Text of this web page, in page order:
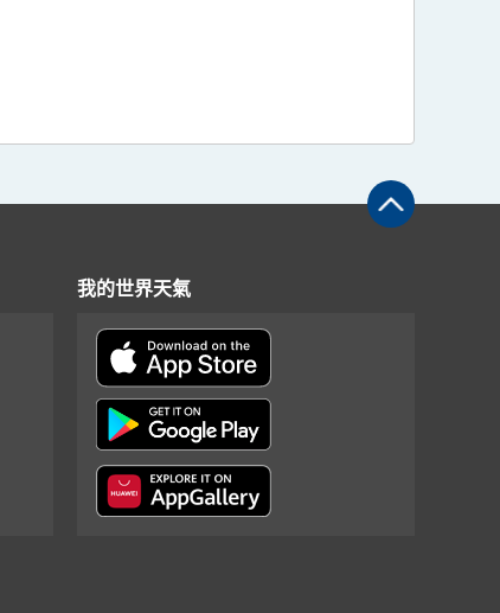
我的世界天氣